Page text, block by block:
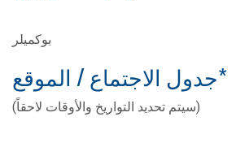
بوكميلر
*جدول الاجتماع / الموقع
(سيتم تحديد التواريخ والأوقات لاحقاً)